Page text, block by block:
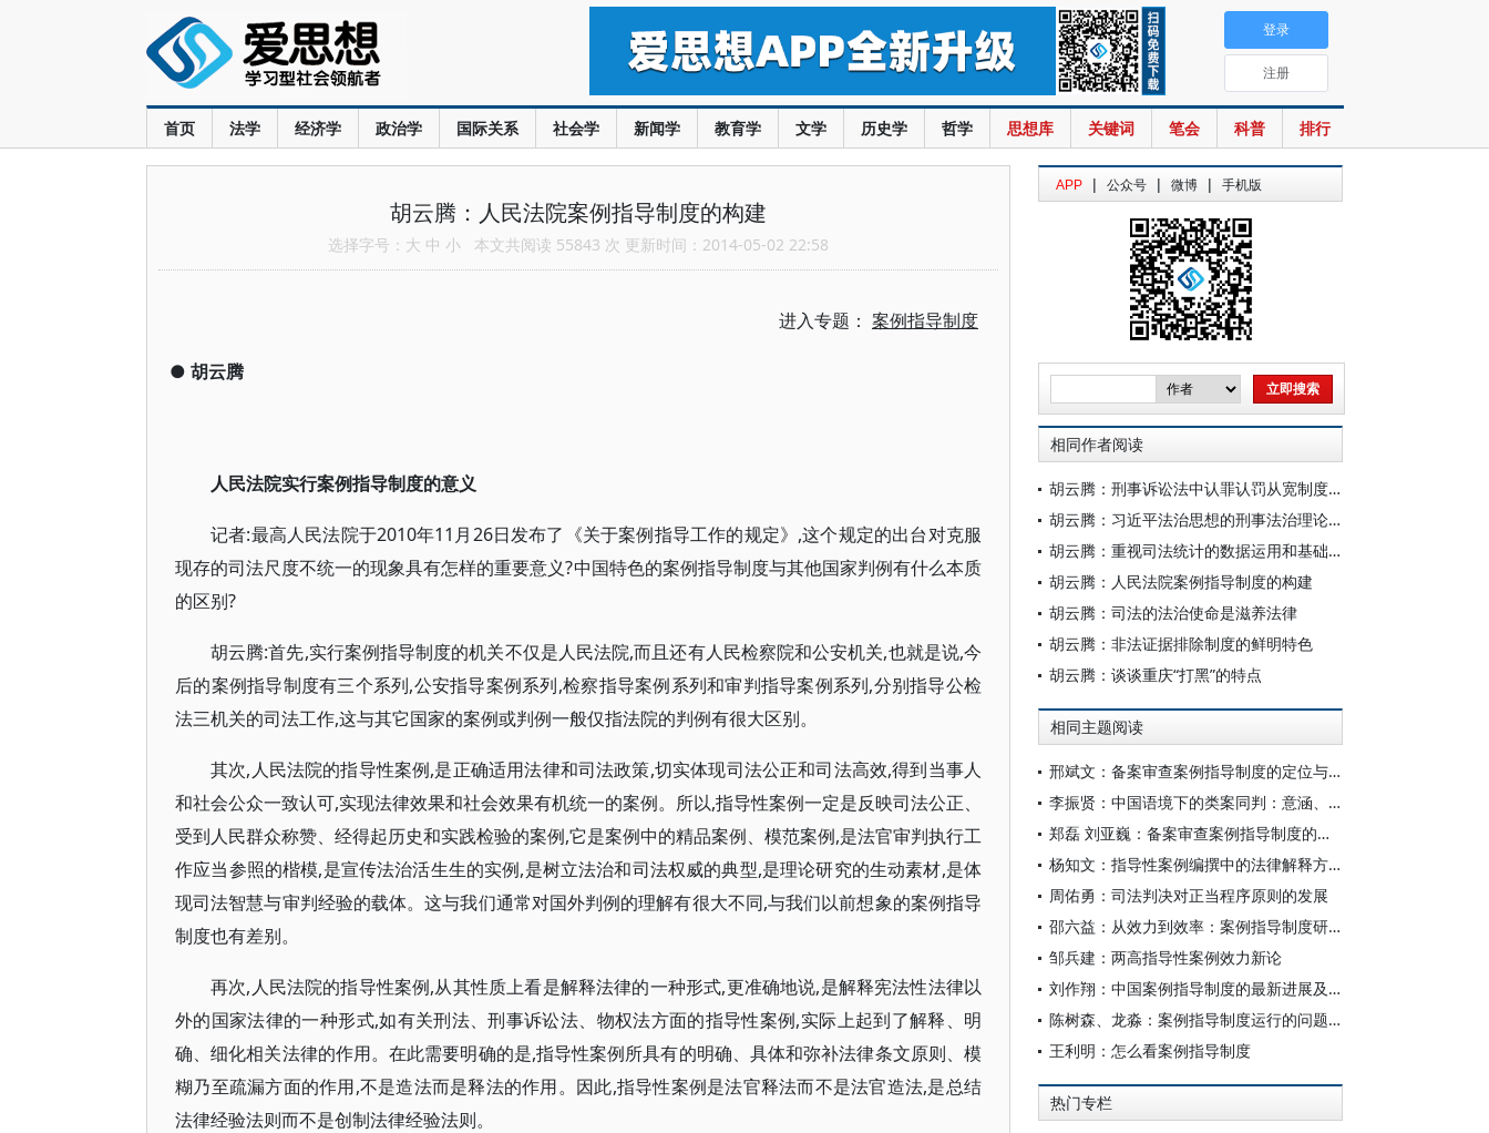
首页 法学 经济学 政治学 国际关系 社会学 新闻学 教育学 文学 历史学 哲学 思想库 关键词 笔会 科普 排行
登录
注册
胡云腾：人民法院案例指导制度的构建
选择字号： 大 中 小 本文共阅读 55843 次 更新时间：2014-05-02 22:58
进入专题： 案例指导制度
● 胡云腾
人民法院实行案例指导制度的意义
记者:最高人民法院于2010年11月26日发布了《关于案例指导工作的规定》,这个规定的出台对克服
现存的司法尺度不统一的现象具有怎样的重要意义?中国特色的案例指导制度与其他国家判例有什么本质
的区别?
胡云腾:首先,实行案例指导制度的机关不仅是人民法院,而且还有人民检察院和公安机关,也就是说,今
后的案例指导制度有三个系列,公安指导案例系列,检察指导案例系列和审判指导案例系列,分别指导公检
法三机关的司法工作,这与其它国家的案例或判例一般仅指法院的判例有很大区别。
其次,人民法院的指导性案例,是正确适用法律和司法政策,切实体现司法公正和司法高效,得到当事人
和社会公众一致认可,实现法律效果和社会效果有机统一的案例。所以,指导性案例一定是反映司法公正、
受到人民群众称赞、经得起历史和实践检验的案例,它是案例中的精品案例、模范案例,是法官审判执行工
作应当参照的楷模,是宣传法治活生生的实例,是树立法治和司法权威的典型,是理论研究的生动素材,是体
现司法智慧与审判经验的载体。这与我们通常对国外判例的理解有很大不同,与我们以前想象的案例指导
制度也有差别。
再次,人民法院的指导性案例,从其性质上看是解释法律的一种形式,更准确地说,是解释宪法性法律以
外的国家法律的一种形式,如有关刑法、刑事诉讼法、物权法方面的指导性案例,实际上起到了解释、明
确、细化相关法律的作用。在此需要明确的是,指导性案例所具有的明确、具体和弥补法律条文原则、模
糊乃至疏漏方面的作用,不是造法而是释法的作用。因此,指导性案例是法官释法而不是法官造法,是总结
法律经验法则而不是创制法律经验法则。
APP | 公众号 | 微博 | 手机版
相同作者阅读
胡云腾：刑事诉讼法中认罪认罚从宽制度的若干思考
胡云腾：习近平法治思想的刑事法治理论及其指导下的新实践
胡云腾：重视司法统计的数据运用和基础建设
胡云腾：人民法院案例指导制度的构建
胡云腾：司法的法治使命是滋养法律
胡云腾：非法证据排除制度的鲜明特色
胡云腾：谈谈重庆“打黑”的特点
相同主题阅读
邢斌文：备案审查案例指导制度的定位与前瞻
李振贤：中国语境下的类案同判：意涵、机制与制度化
郑磊 刘亚巍：备案审查案例指导制度的里程碑
杨知文：指导性案例编撰中的法律解释方法及其运用
周佑勇：司法判决对正当程序原则的发展
邵六益：从效力到效率：案例指导制度研究进路反思
邹兵建：两高指导性案例效力新论
刘作翔：中国案例指导制度的最新进展及其问题
陈树森、龙淼：案例指导制度运行的问题、原因解析与机制重构
王利明：怎么看案例指导制度
热门专栏